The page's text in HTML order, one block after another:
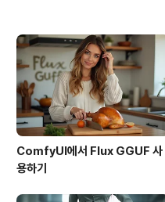
ComfyUI에서 Flux GGUF 사
용하기